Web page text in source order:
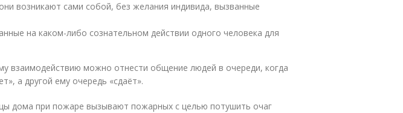
возникают сами собой, без желания индивида, вызванные
на каком-либо сознательном действии одного человека для
взаимодействию можно отнести общение людей в очереди, когда
а другой ему очередь «сдаёт».
дома при пожаре вызывают пожарных с целью потушить очаг